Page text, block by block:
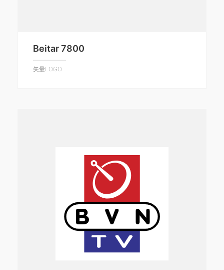
Beitar 7800
矢量LOGO